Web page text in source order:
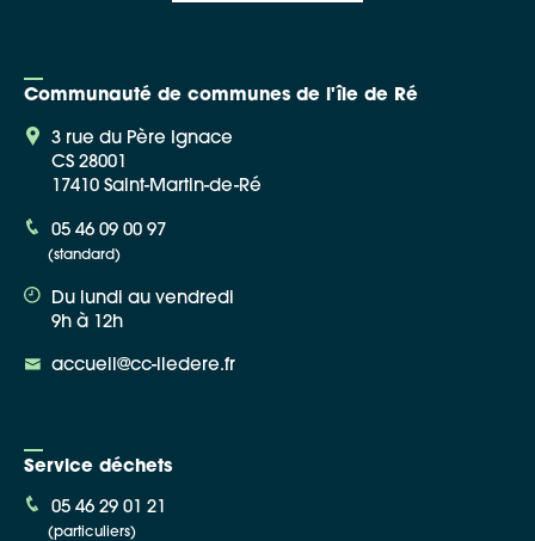
Communauté de communes de l'île de Ré
3 rue du Père Ignace
CS 28001
17410 Saint-Martin-de-Ré
05 46 09 00 97
(standard)
Du lundi au vendredi
9h à 12h
accueil@cc-iledere.fr
Service déchets
05 46 29 01 21
(particuliers)